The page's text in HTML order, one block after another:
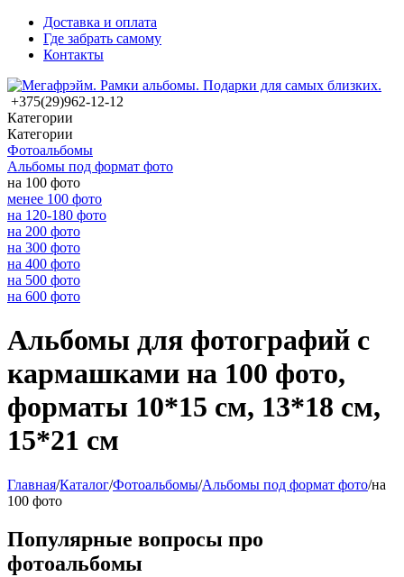
Доставка и оплата
Где забрать самому
Контакты
+375(29)962-12-12
Категории
Категории
Фотоальбомы
Альбомы под формат фото
на 100 фото
менее 100 фото
на 120-180 фото
на 200 фото
на 300 фото
на 400 фото
на 500 фото
на 600 фото
Альбомы для фотографий с
кармашками на 100 фото,
форматы 10*15 см, 13*18 см,
15*21 см
Главная/Каталог/Фотоальбомы/Альбомы под формат фото/на
100 фото
Популярные вопросы про
фотоальбомы